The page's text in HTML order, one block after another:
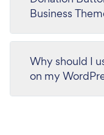
Business
Why should I
on my